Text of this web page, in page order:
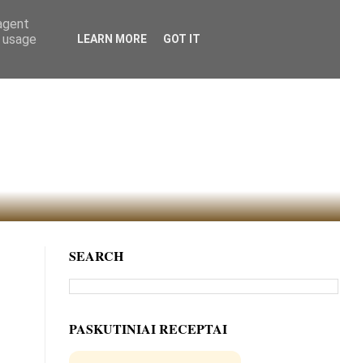
SEARCH
PASKUTINIAI RECEPTAI
LEARN MORE GOT IT